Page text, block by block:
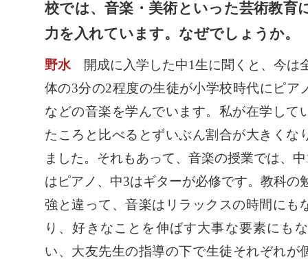
校では、音楽・美術といった芸術教育
力を入れています。なぜでしょうか。
野水開成に入学した中1生に聞くと、今は
体の3分の2程度の生徒が小学校時代にピア
などの音楽を学んでいます。私が在学して
たころと比べるとずいぶん割合が大きくな
ました。それもあって、音楽の授業では、
はピアノ、中3はギターが必修です。教科の
強と違って、音楽はリラックスの時間にも
り、好きなことを伸ばす大事な要素にも
い、大友先生の指導の下で生徒それぞれが